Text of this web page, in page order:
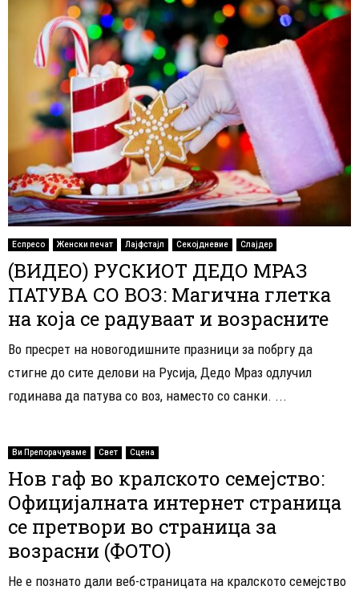
Еспресо Женски печат Лајфстајл Секојдневие Слајдер
(ВИДЕО) РУСКИОТ ДЕДО МРАЗ
ПАТУВА СО ВОЗ: Магична глетка
на која се радуваат и возрасните
Во пресрет на новогодишните празници за побргу да
стигне до сите делови на Русија, Дедо Мраз одлучил
годинава да патува со воз, наместо со санки. ...
Ви Препорачуваме Свет Сцена
Нов гаф во кралското семејство:
Официјалната интернет страница
се претвори во страница за
возрасни (ФОТО)
Не е познато дали веб-страницата на кралското семејство